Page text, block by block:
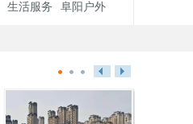
生活服务 阜阳户外